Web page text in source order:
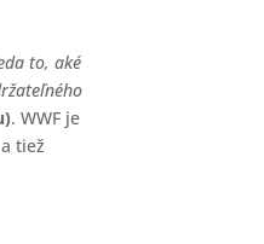
to, aké
. WWF je
tiež